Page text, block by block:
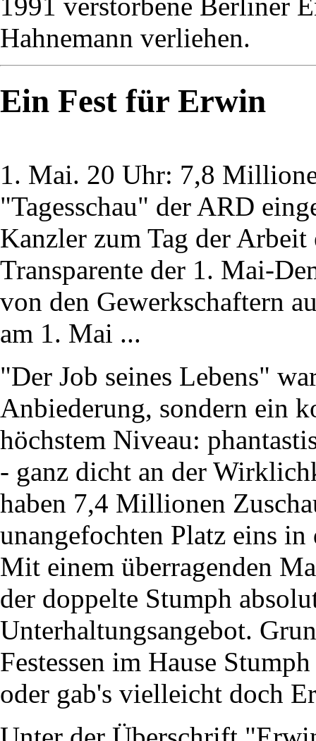
1991 verstorbene Berliner
Hahnemann verliehen.
Ein Fest für Erwin
1. Mai. 20 Uhr: 7,8
"Tagesschau" der ARD
Kanzler zum Tag der Arbeit
Transparente der 1. Mai-
von den Gewerkschaftern
am 1. Mai ...
"Der Job seines Lebens"
Anbiederung, sondern ein
höchstem Niveau:
- ganz dicht an der
haben 7,4 Millionen
unangefochten Platz eins
Mit einem überragenden
der doppelte Stumph
Unterhaltungsangebot.
Festessen im Hause
oder gab's vielleicht doch